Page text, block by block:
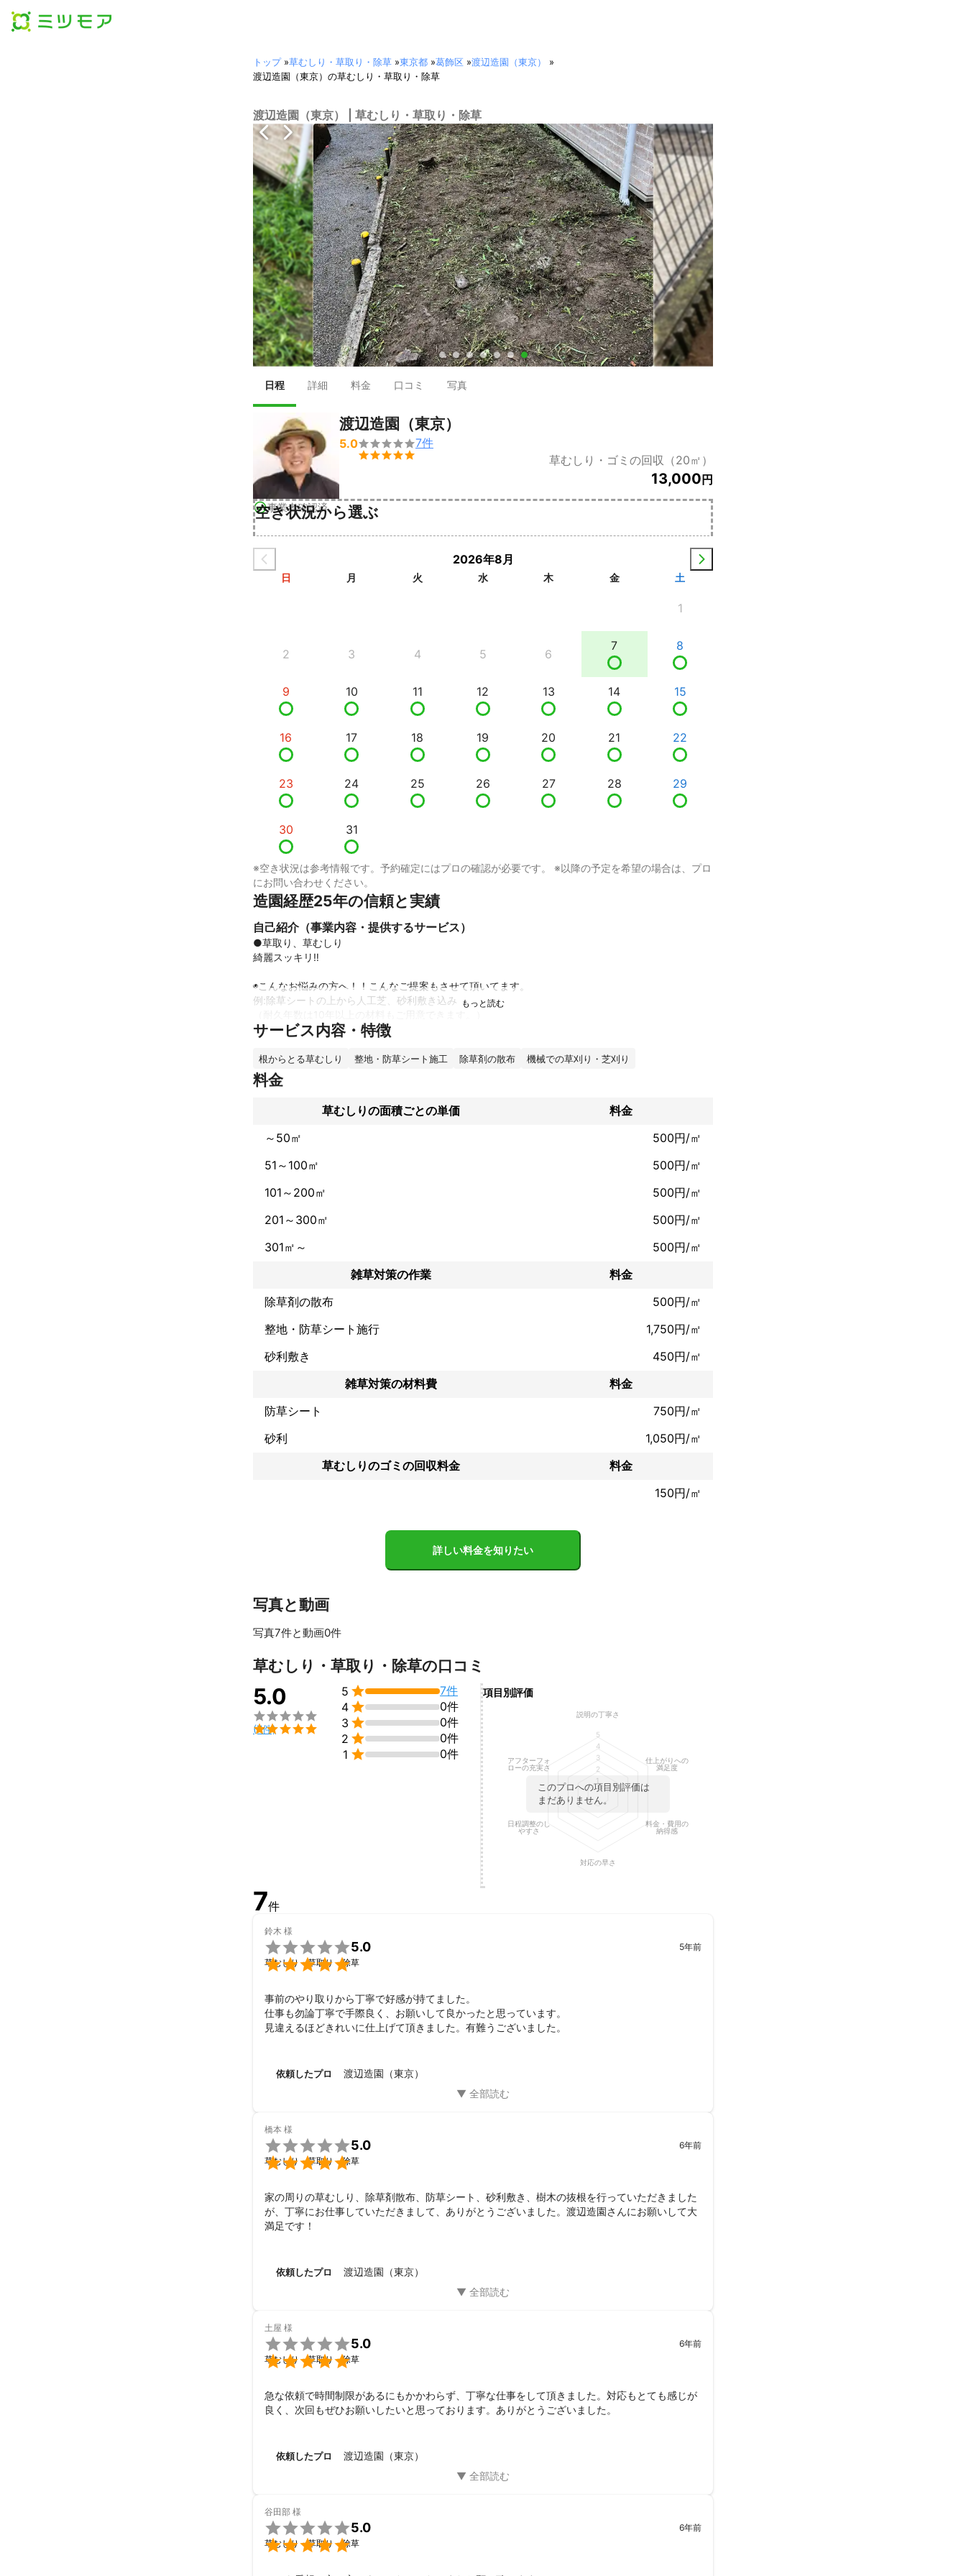
トップ»草むしり・草取り・除草 »東京都 »葛飾区 »渡辺造園（東京）
»
渡辺造園（東京）の草むしり・草取り・除草
渡辺造園（東京） | 草むしり・草取り・除草
● ● ● ● ● ● ●
日程 詳細 料金 口コミ 写真
事業者確認済
渡辺造園（東京）
5.0

7件
草むしり・ゴミの回収（20㎡）
13,000 円
空き状況から選ぶ
2026年8月
日 月 火 水 木 金 土
1
2 3 4 5 6
7 8
9 10 11 12 13 14 15
16 17 18 19 20 21 22
23 24 25 26 27 28 29
30 31
※空き状況は参考情報です。予約確定にはプロの確認が必要です。 ※以降の予定を希望の場合は、プロ
にお問い合わせください。
造園経歴25年の信頼と実績
自己紹介（事業内容・提供するサービス）
●草取り、草むしり
綺麗スッキリ‼︎
◉こんなお悩みの方へ！！こんなご提案もさせて頂いてます。
例:除草シートの上から人工芝、砂利敷き込み
例:草が生い茂るお庭に、ｲﾝﾀｰﾛｯｷﾝｸﾞやカラー床板への施工。
★造園施工管理技士取得★
はじめまして、東京を中心にお庭一式のお手入れをご提供しています、渡辺靖典(ﾜﾀﾅﾍﾞﾔｽﾉﾘ)と申しま
さて、ご紹介ですが、私は庭木の仕事をはじめ大阪で10年、実家に帰ってきて十数年が経過します‼
(歳も45歳になります(笑い泣き))お客様のお気持ちに寄り添い「親切、丁寧、満足な仕上がり」をモッ
トーとし、お客様のご満足度を第一に頑張っております‼
○ コロナウイルス対策義務化
○トイレはお借り致しません。
※私は非喫煙者
○ご希望により女性スタッフも同行可能です‼
《こんなお悩みの方へ》
「全部スッキリ綺麗にしてほしい‼」
様々なお客さまのご要望におこたえします！
◉伐採抜根
お庭を広く有効活用してみませんか？
「こんな隣接した大きな木伐採できるの？根株はどうしよう」なんてお考えの方？
また、丁寧な仕事として「根回し」という移植の前年に施し、翌年移植という行程があります。 一度
に掘り取るのではなく、移植によるダメージを緩和出来るという一つの作業方法です！
これまでの実績
★造園施工管理技士取得★
アピールポイント
お客様のお気持ちに寄り添い「親切、丁寧、満足な仕上がり」をモットーとし、頑張っております‼
サービス内容・特徴
根からとる草むしり 整地・防草シート施工 除草剤の散布 機械での草刈り・芝刈り
料金
草むしりの面積ごとの単価
料金
～50㎡
500円/㎡
51～100㎡
500円/㎡
101～200㎡
500円/㎡
201～300㎡
500円/㎡
301㎡～
500円/㎡
雑草対策の作業
料金
除草剤の散布
500円/㎡
整地・防草シート施行
1,750円/㎡
砂利敷き
450円/㎡
雑草対策の材料費
料金
防草シート
750円/㎡
砂利
1,050円/㎡
草むしりのゴミの回収料金
料金
150円/㎡
詳しい料金を知りたい
写真と動画
写真7件と動画0件
草むしり・草取り・除草の口コミ
5.0


(7件)
5 
7件
4 
0件
3 
0件
2 
0件
1  0件
項目別評価
このプロへの項目別評価は
まだありません。
説明の丁寧さ
仕上がりへの
満足度
料金・費用の
納得感
対応の早さ
日程調整のし
やすさ
アフターフォ
ローの充実さ
1
2
3
4
5
7件
鈴木 様


5.0
草むしり・草取り・除草
5年前
事前のやり取りから丁寧で好感が持てました。
仕事も勿論丁寧で手際良く、お願いして良かったと思っています。
見違えるほどきれいに仕上げて頂きました。有難うございました。
依頼したプロ 渡辺造園（東京）
橋本 様


5.0
草むしり・草取り・除草
6年前
家の周りの草むしり、除草剤散布、防草シート、砂利敷き、樹木の抜根を行っていただきました
が、丁寧にお仕事していただきまして、ありがとうございました。渡辺造園さんにお願いして大
満足です！
依頼したプロ 渡辺造園（東京）
土屋 様


5.0
草むしり・草取り・除草
6年前
急な依頼で時間制限があるにもかかわらず、丁寧な仕事をして頂きました。対応もとても感じが
良く、次回もぜひお願いしたいと思っております。ありがとうございました。
依頼したプロ 渡辺造園（東京）
谷田部 様


5.0
草むしり・草取り・除草
6年前